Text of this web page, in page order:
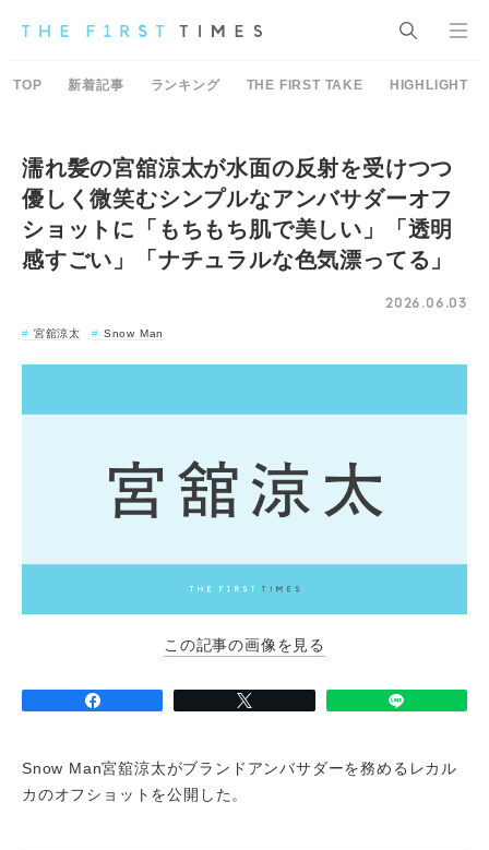
TOP 新着記事 ランキング THE FIRST TAKE HIGHLIGHT
濡れ髪の宮舘涼太が水面の反射を受けつつ
優しく微笑むシンプルなアンバサダーオフ
ショットに「もちもち肌で美しい」「透明
感すごい」「ナチュラルな色気漂ってる」
2026.06.03
宮舘涼太 Snow Man
この記事の画像を見る
Snow Man宮舘涼太がブランドアンバサダーを務めるレカル
カのオフショットを公開した。